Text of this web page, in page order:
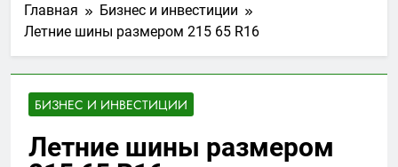
Главная
Бизнес и инвестиции
Летние шины размером 215 65 R16
БИЗНЕС И ИНВЕСТИЦИИ
Летние шины размером